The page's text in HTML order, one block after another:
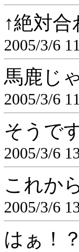
↑絶対合
2005/3/6
馬鹿じ
2005/3/6
そうで
2005/3/6
これか
2005/3/6
はぁ！